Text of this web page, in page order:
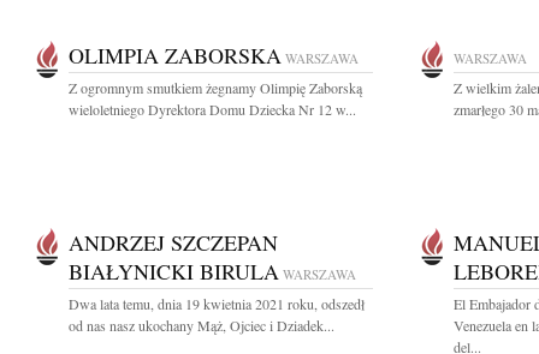
OLIMPIA ZABORSKA WARSZAWA
Z ogromnym smutkiem żegnamy Olimpię Zaborską
wieloletniego Dyrektora Domu Dziecka Nr 12 w...
WARSZAWA
Z wielkim
zmarłego 30
ANDRZEJ SZCZEPAN
BIAŁYNICKI BIRULA WARSZAWA
Dwa lata temu, dnia 19 kwietnia 2021 roku, odszedł
od nas nasz ukochany Mąż, Ojciec i Dziadek...
El Embajador
Venezuela en
del...